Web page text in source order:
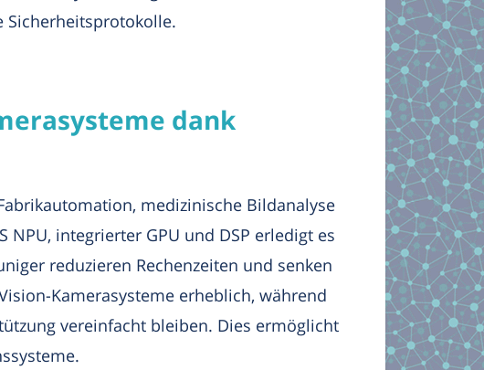
Sicherheitsprotokolle.
dank
medizinische Bildanalyse
NPU, integrierter GPU und DSP erledigt es
reduzieren Rechenzeiten und senken
Kamerasysteme erheblich, während
vereinfacht bleiben. Dies ermöglicht